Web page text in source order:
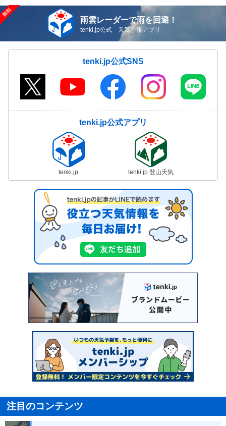
雨雲レーダーで雨を回避！
tenki.jp公式 天気予報アプリ
tenki.jp公式SNS
tenki.jp公式アプリ
tenki.jp tenki.jp 登山天気
注目のコンテンツ